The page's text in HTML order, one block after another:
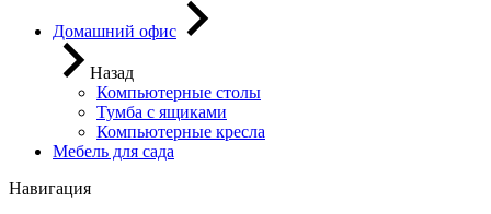
Домашний офис
Назад
Компьютерные столы
Тумба с ящиками
Компьютерные кресла
Мебель для сада
Навигация